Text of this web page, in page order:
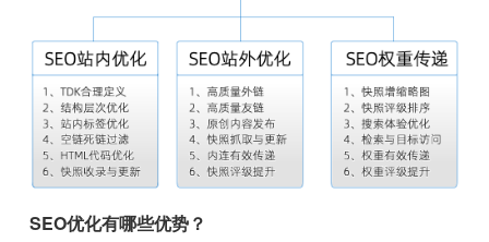
SEO优化有哪些优势？